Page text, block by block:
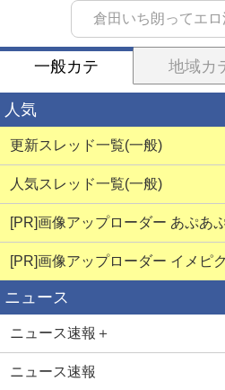
倉田いち朗ってエ
一般カテ 地域カ
人気
更新スレッド一覧(一般)
人気スレッド一覧(一般)
[PR]画像アップローダー あぷあ
[PR]画像アップローダー イメピク
ニュース
ニュース速報＋
ニュース速報